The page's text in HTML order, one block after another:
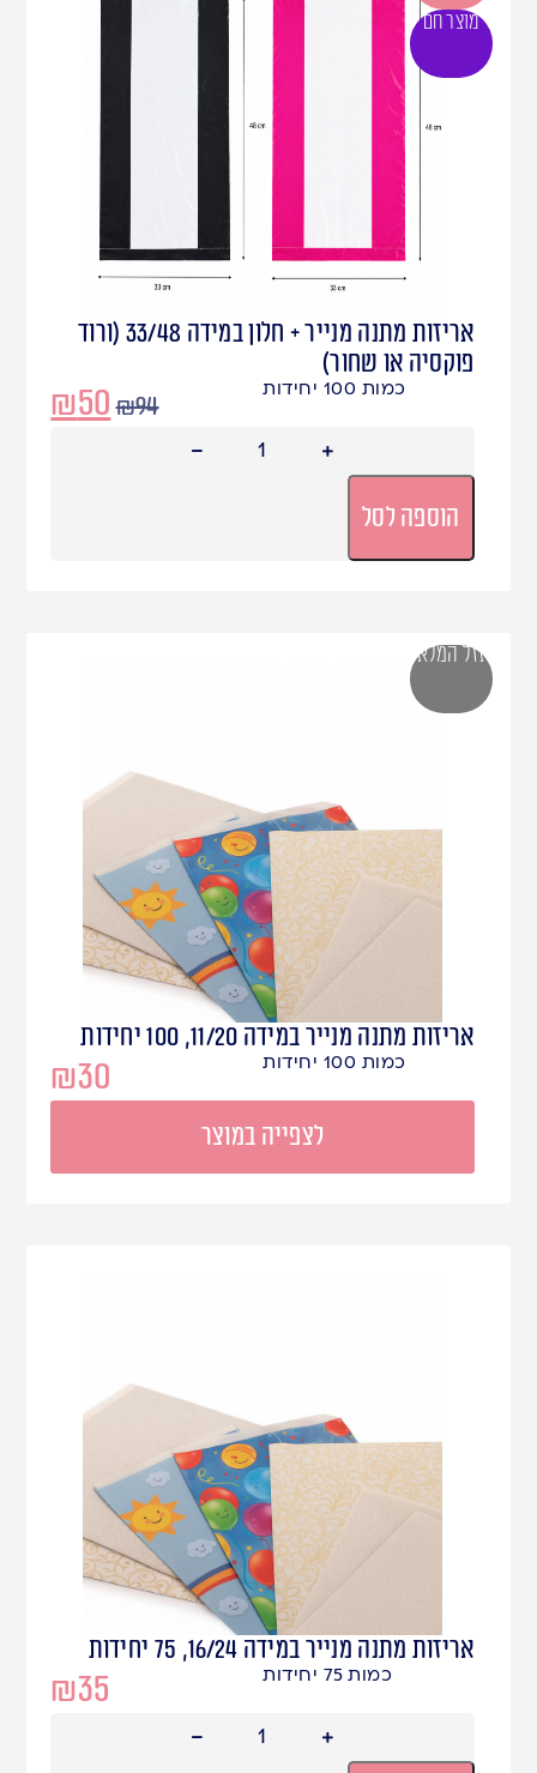
אריזות מתנה מנייר + חלון במידה 33/48 (ורוד
פוקסיה או שחור)
₪94
₪50 כמות 100 יחידות
הוספה לסל
מוצר חם
אריזות מתנה מנייר במידה 11/20, 100 יחידות
₪30 כמות 100 יחידות
לצפייה במוצר
אזל המלאי
אריזות מתנה מנייר במידה 16/24, 75 יחידות
₪35 כמות 75 יחידות